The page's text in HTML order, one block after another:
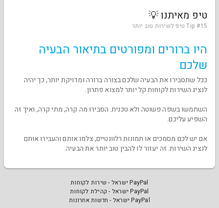
טיפ מאיתנו 💡
Tip #15 טיפ לשירות טוב יותר
היו ברורים ומפורטים בתיאור הבעיה
שלכם
ככל שתסבירו את הבעיה שלכם בצורה ברורה ומדויקת יותר, כך יהיה
לנציג השירות לקוחות קל יותר למצוא פתרון.
השתמשו בשפה פשוטה ולא טכנית. הסבירו מה קרה, מתי קרה, ואיך זה
השפיע עליכם.
אם יש לכם מסמכים או תמונות רלוונטיים, צלמו אותם והעבירו אותם
לנציג השירות. זה יעזור לו להבין טוב יותר את הבעיה.
PayPal ישראל - שירות לקוחות
PayPal ישראל - קהילת לקוחות
PayPal ישראל - חדשות אחרונות